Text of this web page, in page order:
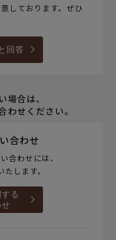
しております。ぜひ
回答
場合は、
わせください。
合わせ
合わせには、
します。
る